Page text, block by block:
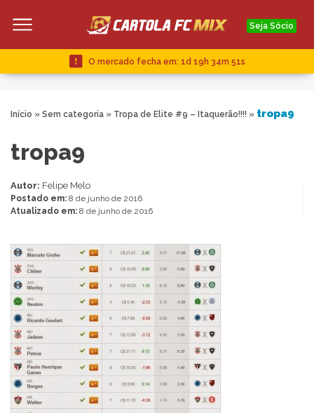
Seja Sócio
O mercado fecha em: 1d 19h 34m 51s
Início » Sem categoria » Tropa de Elite #9 – Itaquerão!!!! » tropa9
tropa9
Autor: Felipe Melo
Postado em: 8 de junho de 2016
Atualizado em: 8 de junho de 2016